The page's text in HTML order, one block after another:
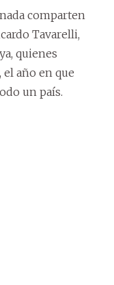
comparten
Tavarelli,
quienes
año en que
un país.